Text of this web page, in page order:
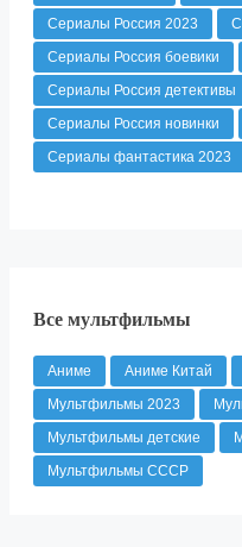
Сериалы Россия 2023
Сериалы Россия боевики
Сериалы Россия детективы
Сериалы Россия новинки
Сериалы фантастика 2023
Все мультфильмы
Аниме Аниме Китай
Мультфильмы 2023
Мультфильмы детские
Мультфильмы СССР